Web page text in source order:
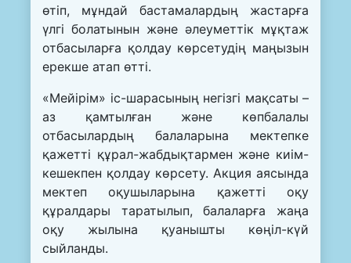
өтіп, мұндай бастамалардың жастарға
үлгі болатынын және әлеуметтік мұқтаж
отбасыларға қолдау көрсетудің маңызын
ерекше атап өтті.
«Мейірім» іс-шарасының негізгі мақсаты –
аз қамтылған және көпбалалы
отбасылардың балаларына мектепке
қажетті құрал-жабдықтармен және киім-
кешекпен қолдау көрсету. Акция аясында
мектеп оқушыларына қажетті оқу
құралдары таратылып, балаларға жаңа
оқу жылына қуанышты көңіл-күй
сыйланды.